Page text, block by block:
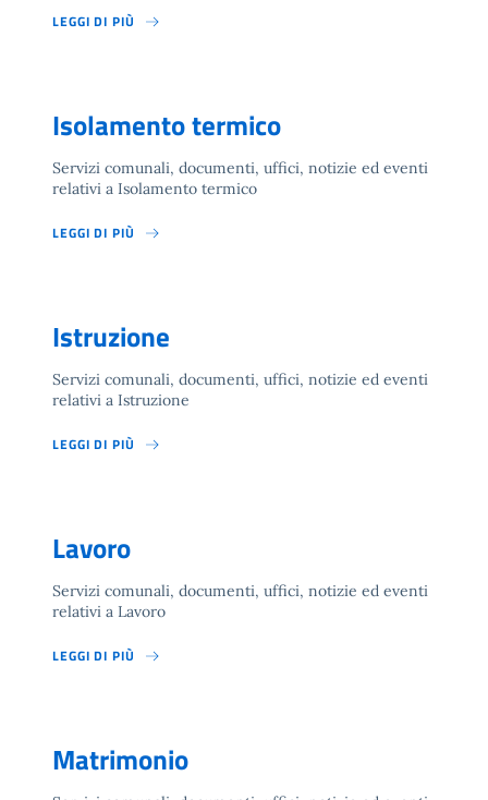
LEGGI DI PIÙ
Isolamento termico
Servizi comunali, documenti, uffici, notizie ed eventi
relativi a Isolamento termico
LEGGI DI PIÙ
Istruzione
Servizi comunali, documenti, uffici, notizie ed eventi
relativi a Istruzione
LEGGI DI PIÙ
Lavoro
Servizi comunali, documenti, uffici, notizie ed eventi
relativi a Lavoro
LEGGI DI PIÙ
Matrimonio